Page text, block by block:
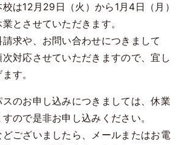
は12月29日（火）から1月4日（月）
とさせていただきます。
求や、お問い合わせにつきまして
対応させていただきますので、宜し
す。
のお申し込みにつきましては、休業
ので是非お申し込みください。
ございましたら、メールまたはお電